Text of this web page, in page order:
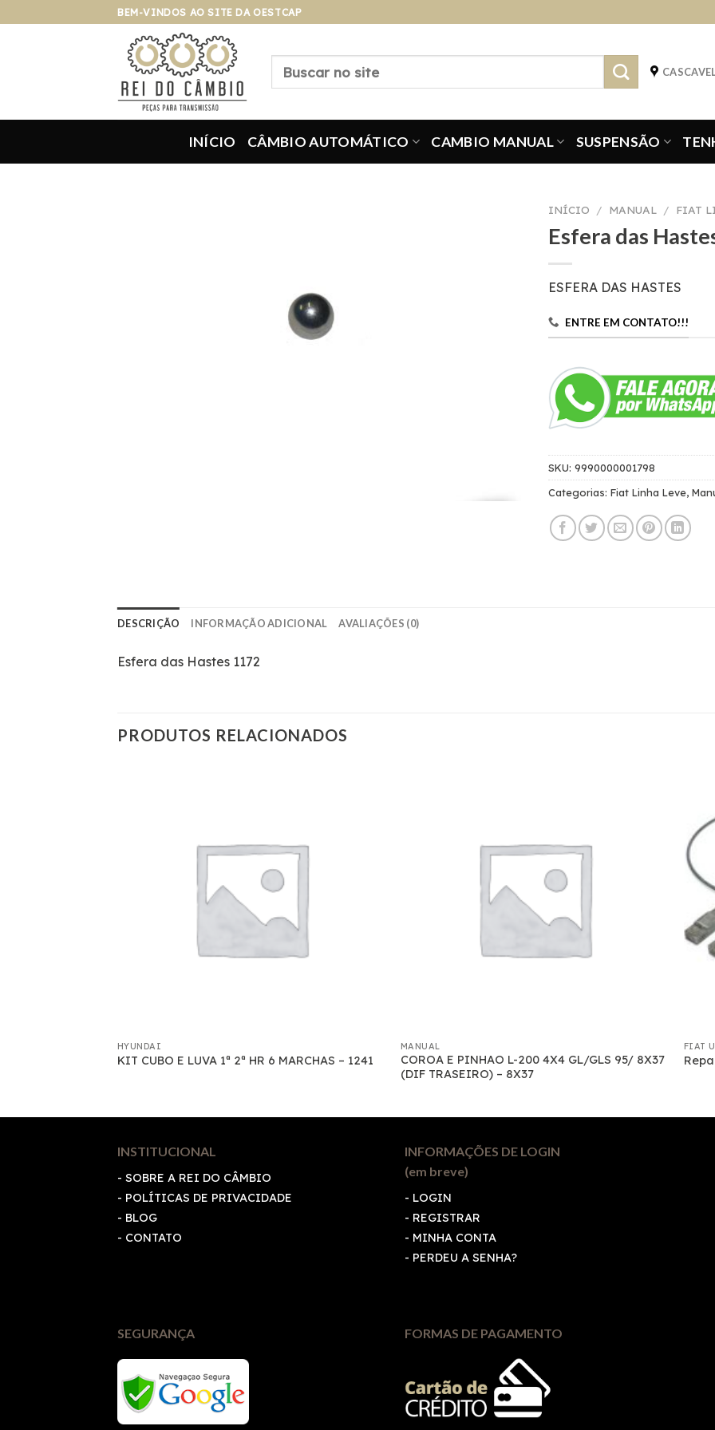
para
BEM-VINDOS AO SITE DA OESTCAP
Pesquisar
INÍCIO CÂMBIO AUTOMÁTICO CAMBIO MANUAL SUSPENSÃO
INÍCIO / MANUAL / FIAT
Esfera das
ESFERA DAS HASTES
ENTRE EM CONTATO!!!
SKU: 9990000001798
Categorias: Fiat Linha Leve,
DESCRIÇÃO INFORMAÇÃO ADICIONAL AVALIAÇÕES (0)
Esfera das Hastes 1172
PRODUTOS RELACIONADOS
HYUNDAI
KIT CUBO E LUVA 1ª 2ª HR 6 MARCHAS – 1241
MANUAL
COROA E PINHAO L-200 4X4 GL/GLS 95/ 8X37
(DIF TRASEIRO) – 8X37
FIAT
INSTITUCIONAL
- SOBRE A REI DO CÂMBIO
- POLÍTICAS DE PRIVACIDADE
- BLOG
- CONTATO
INFORMAÇÕES DE LOGIN
(em breve)
- LOGIN
- REGISTRAR
- MINHA CONTA
- PERDEU A SENHA?
SEGURANÇA FORMAS DE PAGAMENTO